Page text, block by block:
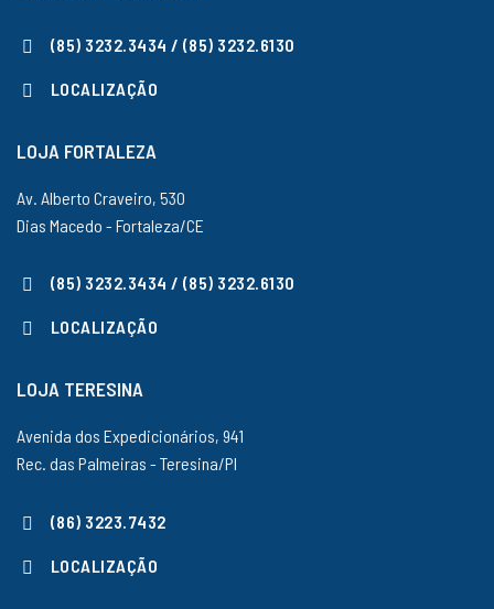
(85) 3232.3434 / (85) 3232.6130
LOCALIZAÇÃO
LOJA FORTALEZA
Av. Alberto Craveiro, 530
Dias Macedo - Fortaleza/CE
(85) 3232.3434 / (85) 3232.6130
LOCALIZAÇÃO
LOJA TERESINA
Avenida dos Expedicionários, 941
Rec. das Palmeiras - Teresina/PI
(86) 3223.7432
LOCALIZAÇÃO